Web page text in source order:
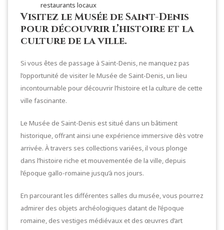
restaurants locaux
Visitez le Musée de Saint-Denis
pour découvrir l’histoire et la
culture de la ville.
Si vous êtes de passage à Saint-Denis, ne manquez pas
l’opportunité de visiter le Musée de Saint-Denis, un lieu
incontournable pour découvrir l’histoire et la culture de cette
ville fascinante.
Le Musée de Saint-Denis est situé dans un bâtiment
historique, offrant ainsi une expérience immersive dès votre
arrivée. À travers ses collections variées, il vous plonge
dans l’histoire riche et mouvementée de la ville, depuis
l’époque gallo-romaine jusqu’à nos jours.
En parcourant les différentes salles du musée, vous pourrez
admirer des objets archéologiques datant de l’époque
romaine, des vestiges médiévaux et des œuvres d’art